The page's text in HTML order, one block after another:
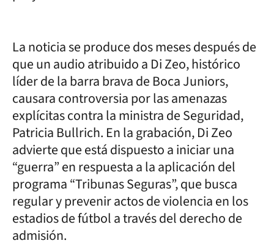
La noticia se produce dos meses después de
que un audio atribuido a Di Zeo, histórico
líder de la barra brava de Boca Juniors,
causara controversia por las amenazas
explícitas contra la ministra de Seguridad,
Patricia Bullrich. En la grabación, Di Zeo
advierte que está dispuesto a iniciar una
“guerra” en respuesta a la aplicación del
programa “Tribunas Seguras”, que busca
regular y prevenir actos de violencia en los
estadios de fútbol a través del derecho de
admisión.